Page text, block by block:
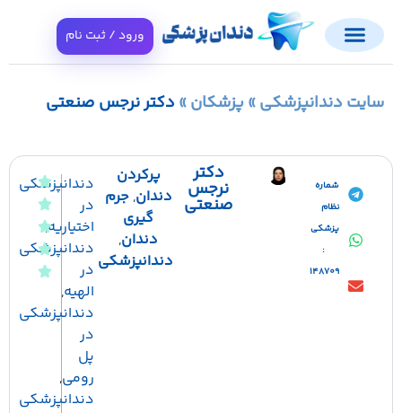
ورود / ثبت نام
دندانپزشکی»پزشکان»دکتر نرجس صنعتی
شماره
پزشکی
148709
دکتر
نرجس
صنعتی
پرکردن
دندان,جرم
گیری
دندان,
دندانپزشکی
دندانپزشکی
در
اختیاریه,
دندانپزشکی
در
الهیه,
دندانپزشکی
رومی,
دندانپزشکی